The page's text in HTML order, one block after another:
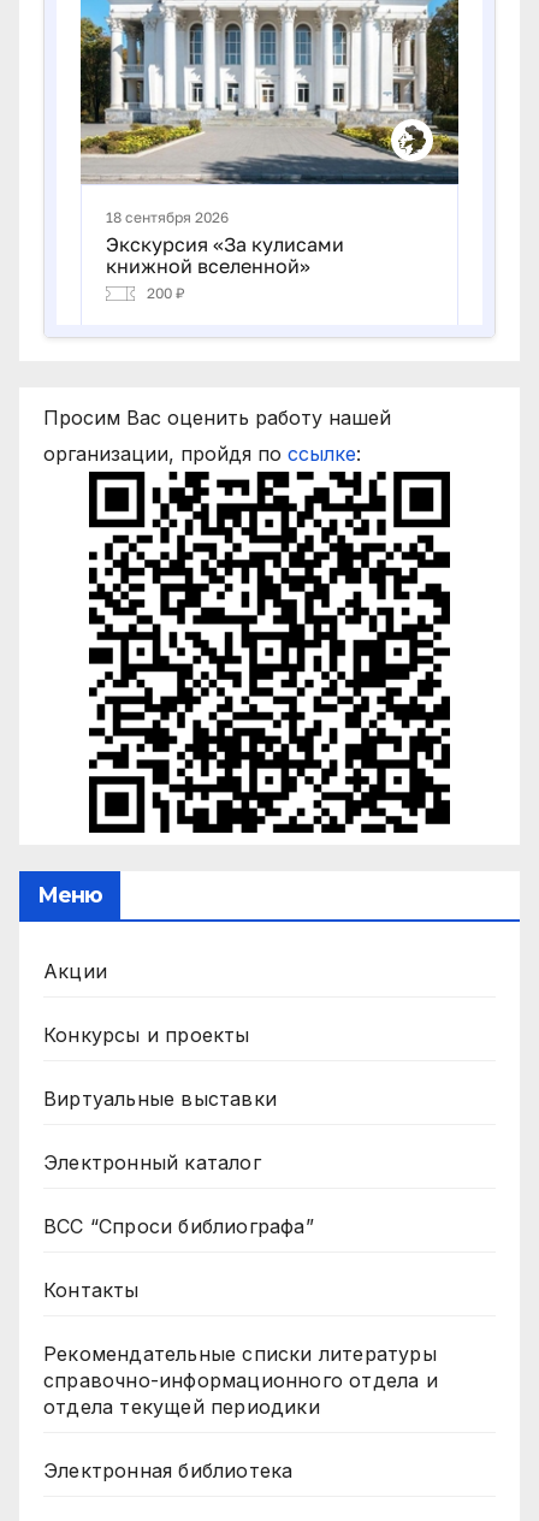
Просим Вас оценить работу нашей
организации, пройдя по ссылке:
Меню
Акции
Конкурсы и проекты
Виртуальные выставки
Электронный каталог
ВСС “Спроси библиографа”
Контакты
Рекомендательные списки литературы
справочно-информационного отдела и
отдела текущей периодики
Электронная библиотека